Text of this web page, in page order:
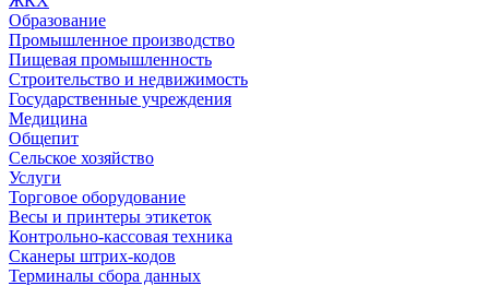
Образование
Промышленное производство
Пищевая промышленность
Строительство и недвижимость
Государственные учреждения
Медицина
Общепит
Сельское хозяйство
Услуги
Торговое оборудование
Весы и принтеры этикеток
Контрольно-кассовая техника
Сканеры штрих-кодов
Терминалы сбора данных